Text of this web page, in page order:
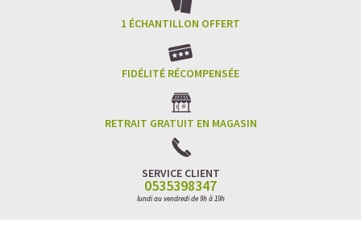
1 ÉCHANTILLON OFFERT
FIDÉLITÉ RÉCOMPENSÉE
RETRAIT GRATUIT EN MAGASIN
SERVICE CLIENT
0535398347
lundi au vendredi de 9h à 19h